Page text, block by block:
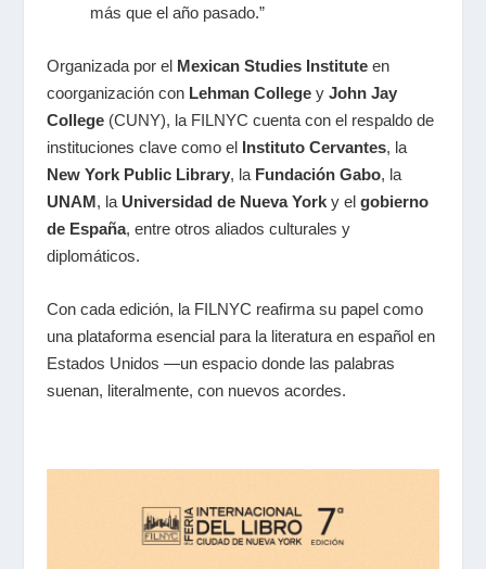
más que el año pasado.”
Organizada por el Mexican Studies Instituteen
coorganización con Lehman Collegey John Jay
College(CUNY), la FILNYC cuenta con el respaldo de
instituciones clave como el Instituto Cervantes, la
New York Public Library, la Fundación Gabo, la
UNAM, la Universidad de Nueva Yorky el gobierno
de España, entre otros aliados culturales y
diplomáticos.
Con cada edición, la FILNYC reafirma su papel como
una plataforma esencial para la literatura en español en
Estados Unidos —un espacio donde las palabras
suenan, literalmente, con nuevos acordes.